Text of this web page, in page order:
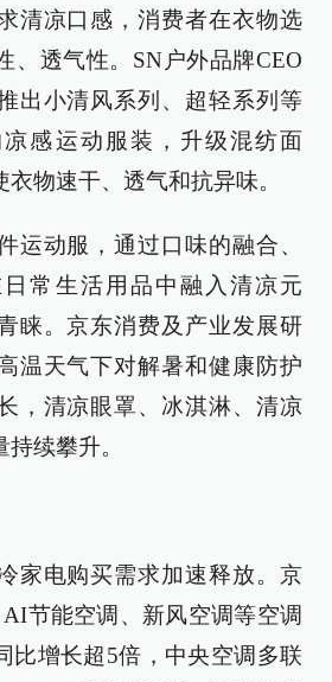
清凉口感，消费者在衣物选
、透气性。SN户外品牌CEO
出小清风系列、超轻系列等
感运动服装，升级混纺面
物速干、透气和抗异味。
运动服，通过口味的融合、
常生活用品中融入清凉元
睐。京东消费及产业发展研
温天气下对解暑和健康防护
，清凉眼罩、冰淇淋、清凉
续攀升。
家电购买需求加速释放。京
节能空调、新风空调等空调
比增长超5倍，中央空调多联